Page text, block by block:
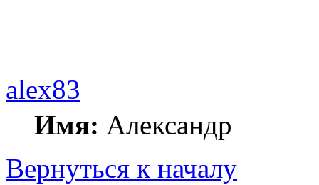
alex83
Имя: Александр
Вернуться к началу